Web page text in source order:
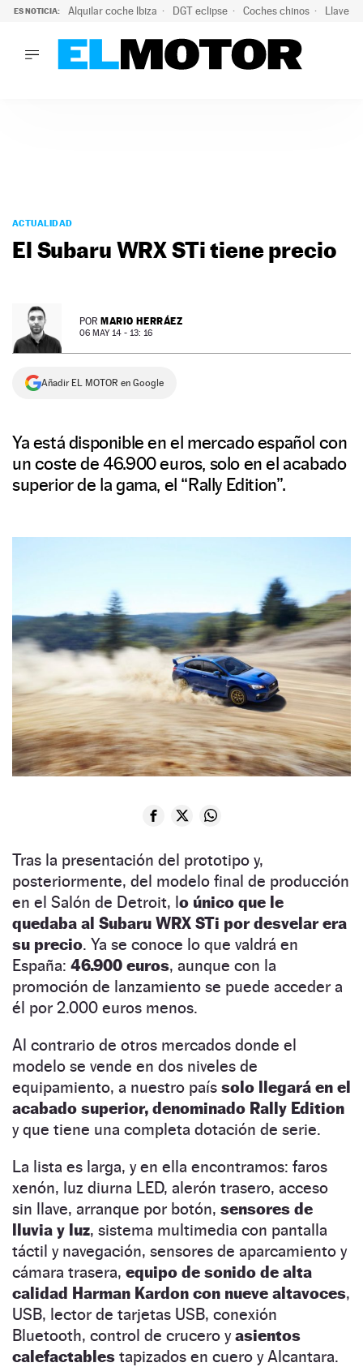
ES NOTICIA: Alquilar coche Ibiza DGT eclipse Coches chinos Llaves
PODCAST
MOTOS
MOTORTV
PREMIOS
SERVICIOS
NEWSLETTER
SÍGUENOS
ACTUALIDAD
El Subaru WRX STi tiene precio
POR MARIO HERRÁEZ
06 MAY 14 - 13: 16
Añadir EL MOTOR en Google
Ya está disponible en el mercado español con
un coste de 46.900 euros, solo en el acabado
superior de la gama, el “Rally Edition”.
Tras la presentación del prototipo y,
posteriormente, del modelo final de producción
en el Salón de Detroit, lo único que le
quedaba al Subaru WRX STi por desvelar era
su precio. Ya se conoce lo que valdrá en
España: 46.900 euros, aunque con la
promoción de lanzamiento se puede acceder a
él por 2.000 euros menos.
Al contrario de otros mercados donde el
modelo se vende en dos niveles de
equipamiento, a nuestro país solo llegará en el
acabado superior, denominado Rally Edition
y que tiene una completa dotación de serie.
La lista es larga, y en ella encontramos: faros
xenón, luz diurna LED, alerón trasero, acceso
sin llave, arranque por botón, sensores de
lluvia y luz, sistema multimedia con pantalla
táctil y navegación, sensores de aparcamiento y
cámara trasera, equipo de sonido de alta
calidad Harman Kardon con nueve altavoces,
USB, lector de tarjetas USB, conexión
Bluetooth, control de crucero yasientos
calefactables tapizados en cuero y Alcantara.